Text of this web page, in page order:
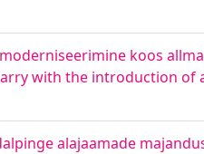
koos
with the introduction
alajaamade